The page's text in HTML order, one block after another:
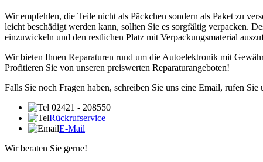
Wir empfehlen, die Teile nicht als Päckchen sondern als Paket zu
leicht beschädigt werden kann, sollten Sie es sorgfältig verpacken.
einzuwickeln und den restlichen Platz mit Verpackungsmaterial
Wir bieten Ihnen Reparaturen rund um die Autoelektronik mit
Profitieren Sie von unseren preiswerten Reparaturangeboten!
Falls Sie noch Fragen haben, schreiben Sie uns eine Email, rufen
02421 - 208550
Rückrufservice
E-Mail
Wir beraten Sie gerne!